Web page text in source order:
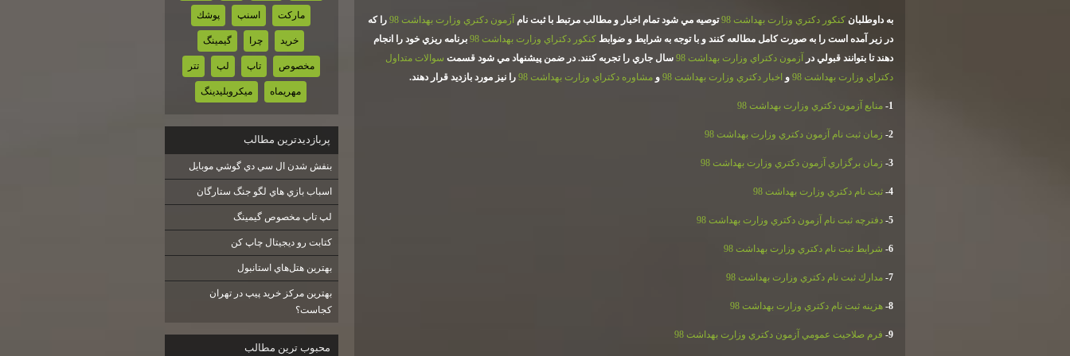
به داوطلبان كنكور دكتري وزارت بهداشت 98 توصيه مي شود تمام اخبار و مطالب مرتبط با ثبت نام آزمون دكتري وزارت بهداشت 98
را كه
در زير آمده است را به صورت كامل مطالعه كنند و با توجه به شرايط و ضوابط كنكور دكتراي وزارت بهداشت 98
برنامه ريزي خود را انجام
دهند تا بتوانند قبولي در
آزمون دكتراي وزارت بهداشت 98 سال جاري را تجربه كنند. در ضمن پيشنهاد مي شود قسمت سوالات متداول
دكتراي وزارت بهداشت 98
و اخبار دكتري وزارت بهداشت 98 و مشاوره دكتراي وزارت بهداشت 98 را نيز مورد بازديد قرار دهند.
1- منابع آزمون دكتري وزارت بهداشت 98
2- زمان ثبت نام آزمون دكتري وزارت بهداشت 98
3- زمان برگزاري آزمون دكتري وزارت بهداشت 98
4- ثبت نام دكتري وزارت بهداشت 98
5- دفترچه ثبت نام آزمون دكتري وزارت بهداشت 98
6- شرايط ثبت نام دكتري وزارت بهداشت 98
7- مدارك ثبت نام دكتري وزارت بهداشت 98
8- هزينه ثبت نام دكتري وزارت بهداشت 98
9- فرم صلاحيت عمومي آزمون دكتري وزارت بهداشت 98
ماركت اسنپ پوشك
خريد چرا گيمينگ
مخصوص تاپ لپ تتر
مهريماه ميكروبليدينگ
پربازديدترين مطالب
بنفش شدن ال سي دي گوشي موبايل
اسباب بازي هاي لگو جنگ ستارگان
لپ تاپ مخصوص گيمينگ
كتابت رو ديجيتال چاپ كن
بهترين هتل‌هاي استانبول
بهترین مرکز خرید پیپ در تهران
کجاست؟
محبوب ترين مطالب